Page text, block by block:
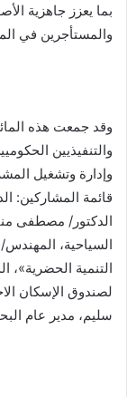
بما يعزز جاهزية
والمستأجرين في
وقد جمعت هذه
والتنفيذيين
وإدارة وتشغيل
قائمة المشاركين:
الدكتور/ مصطفى
السياحية،
التنمية الحضرية»،
لصندوق الإسكان
سليم، مدير عام